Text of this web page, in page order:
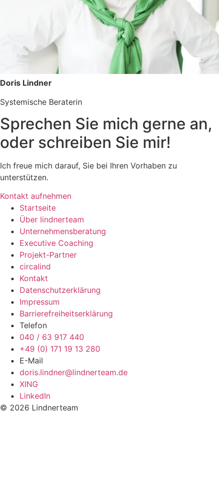
Doris Lindner
Systemische Beraterin
Sprechen Sie mich gerne an,
oder schreiben Sie mir!
Ich freue mich darauf, Sie bei Ihren Vorhaben zu
unterstützen.
Kontakt aufnehmen
Startseite
Über lindnerteam
Unternehmensberatung
Executive Coaching
Projekt-Partner
circalind
Kontakt
Datenschutzerklärung
Impressum
Barrierefreiheitserklärung
Telefon
040 / 63 917 440
+49 (0) 171 19 13 280
E-Mail
doris.lindner@lindnerteam.de
XING
LinkedIn
© 2026 Lindnerteam